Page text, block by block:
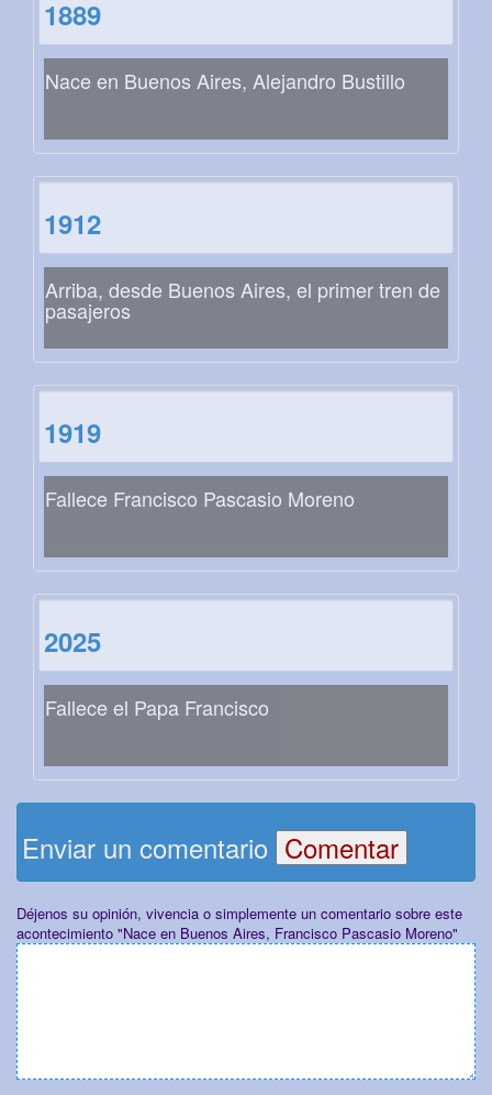
1889
Nace en Buenos Aires, Alejandro Bustillo
1912
Arriba, desde Buenos Aires, el primer tren de
pasajeros
1919
Fallece Francisco Pascasio Moreno
2025
Fallece el Papa Francisco
Enviar un comentario
Déjenos su opinión, vivencia o simplemente un comentario sobre este
acontecimiento "Nace en Buenos Aires, Francisco Pascasio Moreno"